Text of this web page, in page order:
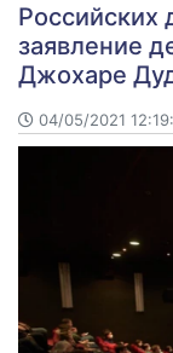
Российских
заявление
Джохаре
04/05/2021